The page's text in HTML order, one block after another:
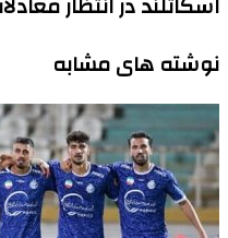
نوشته های مشابه